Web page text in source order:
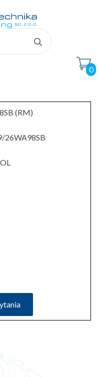
for:
0
(RM)
26WA98SB